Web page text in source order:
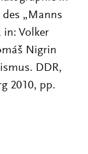
„Manns
in: Volker
Nigrin
DDR,
2010, pp.